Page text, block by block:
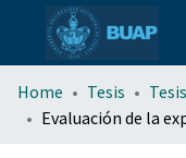
Home Tesis